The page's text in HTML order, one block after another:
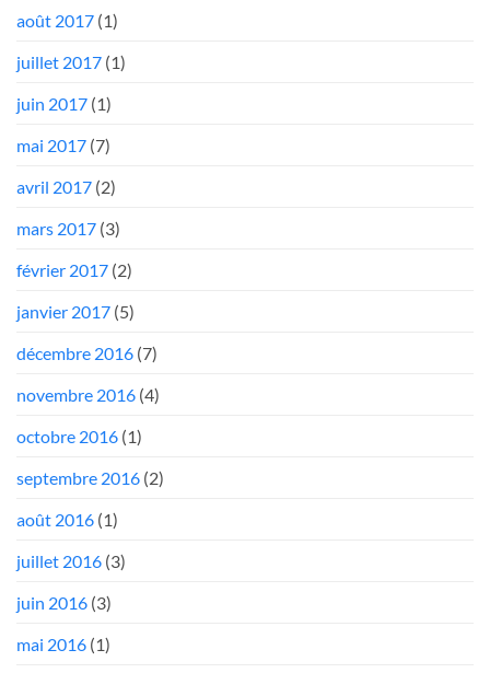
août 2017 (1)
juillet 2017 (1)
juin 2017 (1)
mai 2017 (7)
avril 2017 (2)
mars 2017 (3)
février 2017 (2)
janvier 2017 (5)
décembre 2016 (7)
novembre 2016 (4)
octobre 2016 (1)
septembre 2016 (2)
août 2016 (1)
juillet 2016 (3)
juin 2016 (3)
mai 2016 (1)